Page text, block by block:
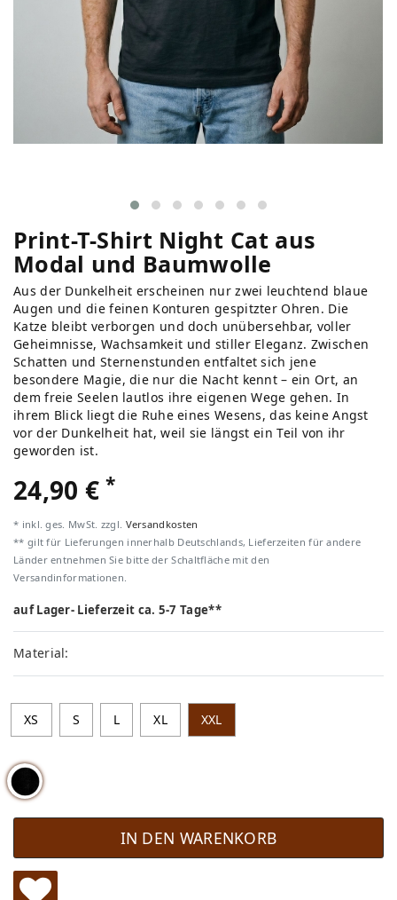
Print-T-Shirt Night Cat aus
Modal und Baumwolle
Aus der Dunkelheit erscheinen nur zwei leuchtend blaue
Augen und die feinen Konturen gespitzter Ohren. Die
Katze bleibt verborgen und doch unübersehbar, voller
Geheimnisse, Wachsamkeit und stiller Eleganz. Zwischen
Schatten und Sternenstunden entfaltet sich jene
besondere Magie, die nur die Nacht kennt – ein Ort, an
dem freie Seelen lautlos ihre eigenen Wege gehen. In
ihrem Blick liegt die Ruhe eines Wesens, das keine Angst
vor der Dunkelheit hat, weil sie längst ein Teil von ihr
geworden ist.
24,90 €*
* inkl. ges. MwSt. zzgl. Versandkosten
** gilt für Lieferungen innerhalb Deutschlands, Lieferzeiten für andere
Länder entnehmen Sie bitte der Schaltfläche mit den
Versandinformationen.
auf Lager- Lieferzeit ca. 5-7 Tage**
Material:
XS S L XL XXL
IN DEN WARENKORB